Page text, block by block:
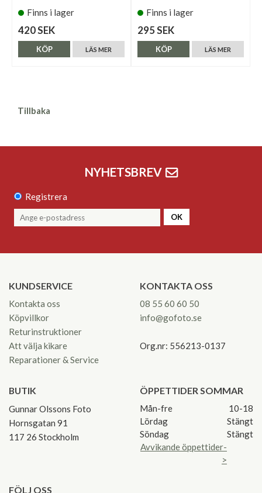
Finns i lager
420 SEK
LÄS MER
KÖP
Finns i lager
295 SEK
LÄS MER
KÖP
Tillbaka
NYHETSBREV
Registrera
OK
KUNDSERVICE
Kontakta oss
Köpvillkor
Returinstruktioner
Att välja kikare
Reparationer & Service
KONTAKTA OSS
08 55 60 60 50
info@gofoto.se
Org.nr: 556213-0137
BUTIK
Gunnar Olssons Foto
Hornsgatan 91
117 26 Stockholm
ÖPPETTIDER SOMMAR
Mån-fre
10-18
Lördag
Stängt
Söndag
Stängt
Avvikande öppettider-
>
FÖLJ OSS